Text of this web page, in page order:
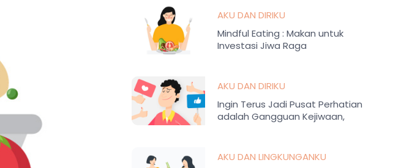
AKU DAN DIRIKU
Mindful Eating : Makan untuk
Investasi Jiwa Raga
AKU DAN DIRIKU
Ingin Terus Jadi Pusat Perhatian
adalah Gangguan Kejiwaan,
AKU DAN LINGKUNGANKU